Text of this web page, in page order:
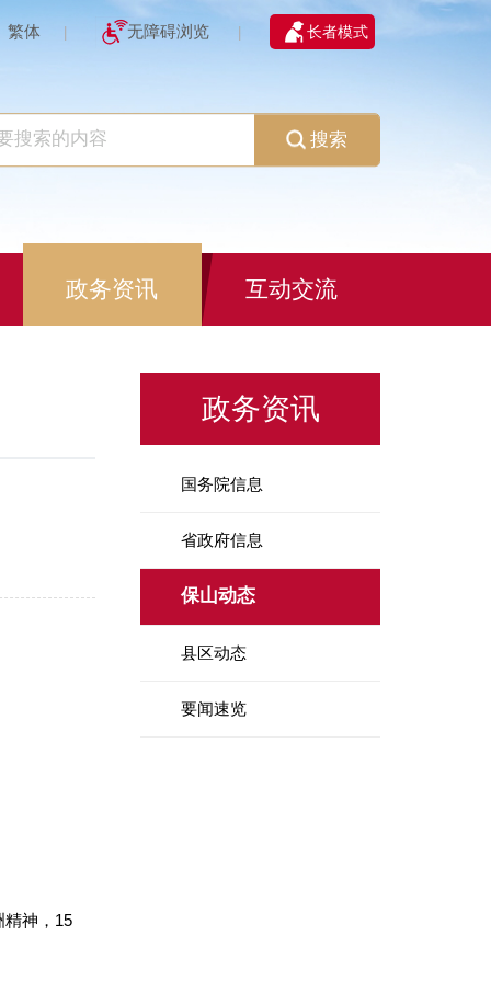
繁体 | 无障碍浏览 | 长者模式
搜索
政务资讯 互动交流
政务资讯
国务院信息
省政府信息
保山动态
县区动态
要闻速览
精神，15